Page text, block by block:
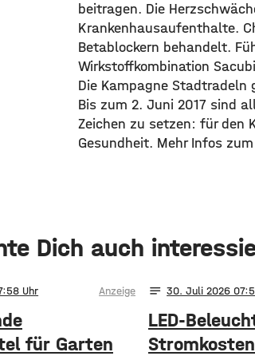
beitragen. Die
Krankenhausaufenthalte.
Betablockern behandelt.
Wirkstoffkombination
Die Kampagne Stadtradeln
Bis zum 2. Juni 2017 sind
Zeichen zu setzen: für den
Gesundheit. Mehr Infos
Dich auch
Anzeige
für Garten
notes 30. Juli 2026
LED-